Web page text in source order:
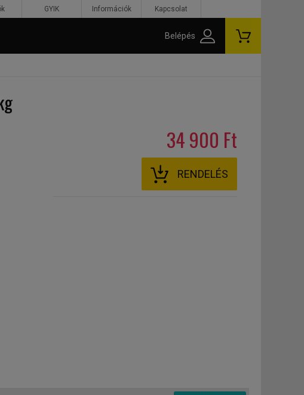
34 900 Ft
RENDELÉS
GYIK Információk Kapcsolat
Belépés